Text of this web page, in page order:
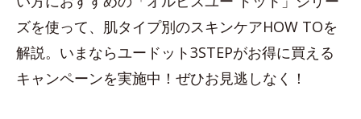
ズを使って、肌タイプ別のスキンケアHOW TOを
解説。いまならユードット3STEPがお得に買える
キャンペーンを実施中！ぜひお見逃しなく！